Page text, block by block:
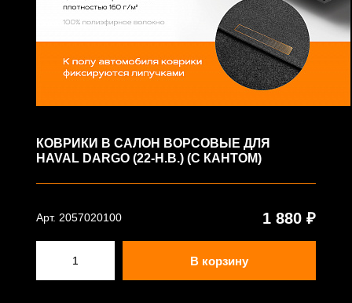
КОВРИКИ В САЛОН ВОРСОВЫЕ ДЛЯ
HAVAL DARGO (22-Н.В.) (С КАНТОМ)
Арт. 2057020100 1 880 ₽
В корзину